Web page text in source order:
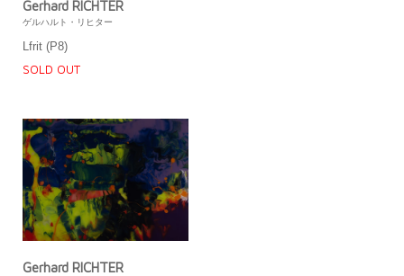
Gerhard RICHTER
ゲルハルト・リヒター
Lfrit (P8)
SOLD OUT
Gerhard RICHTER